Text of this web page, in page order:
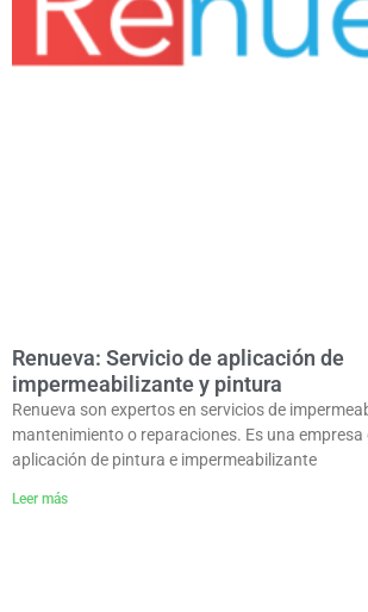
Renueva: Servicio de aplicación de
impermeabilizante y pintura
Renueva son expertos en servicios de
mantenimiento o reparaciones. Es una
aplicación de pintura e impermeabilizante
Leer más